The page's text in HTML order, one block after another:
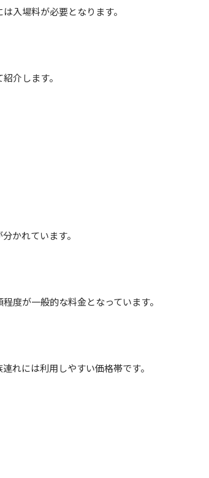
入場料が必要となります。
介します。
かれています。
度が一般的な料金となっています。
れには利用しやすい価格帯です。